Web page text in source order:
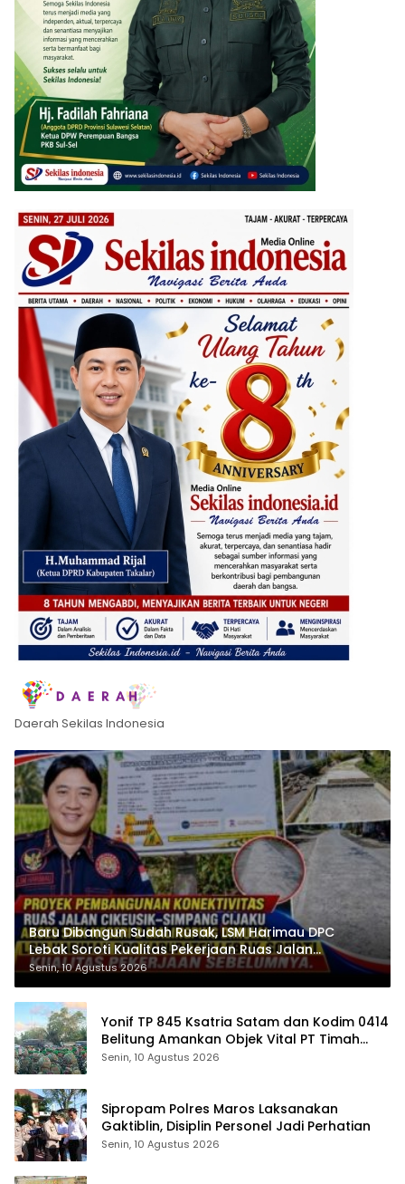
Daerah Sekilas Indonesia
Baru Dibangun Sudah Rusak, LSM Harimau DPC
Lebak Soroti Kualitas Pekerjaan Ruas Jalan
Cikeusik-Simpang Cijaku
Senin, 10 Agustus 2026
Yonif TP 845 Ksatria Satam dan Kodim 0414
Belitung Amankan Objek Vital PT Timah
Saat Aksi Penambang
Senin, 10 Agustus 2026
Sipropam Polres Maros Laksanakan
Gaktiblin, Disiplin Personel Jadi Perhatian
Senin, 10 Agustus 2026